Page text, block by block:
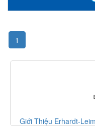
1
lực căng -
Giới